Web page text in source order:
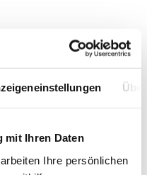
mit Ihren Daten
Ihre persönlichen
zwischen
Nachname".
den guten Zweck: 29.